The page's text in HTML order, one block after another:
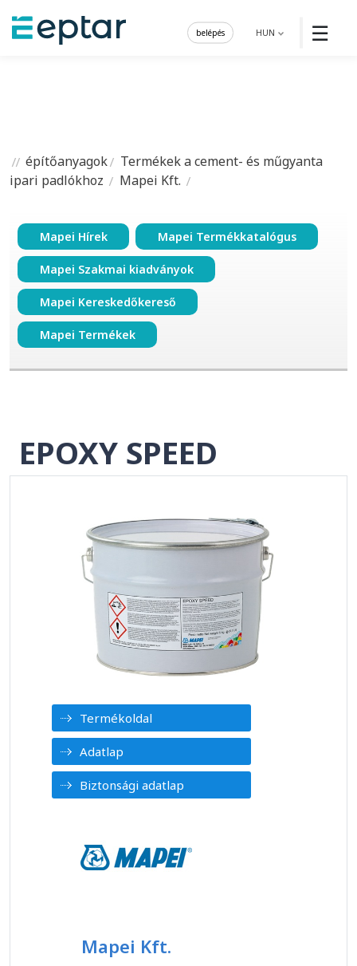
☰
HUN
belépés
építőanyagok
Termékek a cement- és műgyanta
ipari padlókhoz
Mapei Kft.
Mapei Hírek Mapei Termékkatalógus
Mapei Szakmai kiadványok
Mapei Kereskedőkereső
Mapei Termékek
EPOXY SPEED
Termékoldal
Adatlap
Biztonsági adatlap
Mapei Kft.